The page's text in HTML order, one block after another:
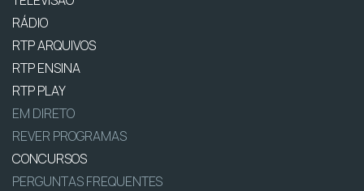
RÁDIO
RTP ARQUIVOS
RTP ENSINA
RTP PLAY
EM DIRETO
REVER PROGRAMAS
CONCURSOS
PERGUNTAS FREQUENTES